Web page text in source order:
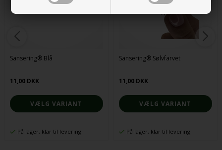
Sansering® Blå
11,00 DKK
VÆLG VARIANT
På lager, klar til levering
Sansering® Sølvfarvet
11,00 DKK
VÆLG VARIANT
På lager, klar til levering